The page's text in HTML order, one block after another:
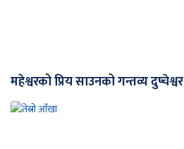
महेश्वरको प्रिय साउनको गन्तव्य दुप्चेश्वर